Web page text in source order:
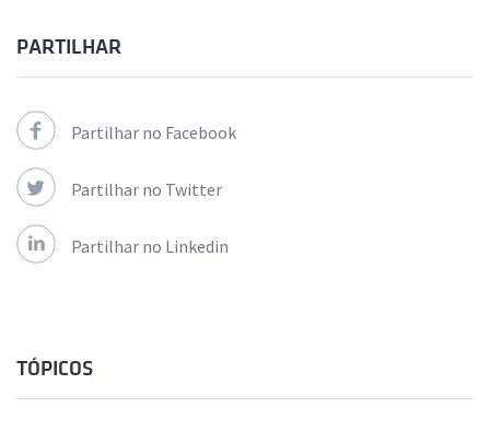
PARTILHAR
Partilhar no Facebook
Partilhar no Twitter
Partilhar no Linkedin
TÓPICOS